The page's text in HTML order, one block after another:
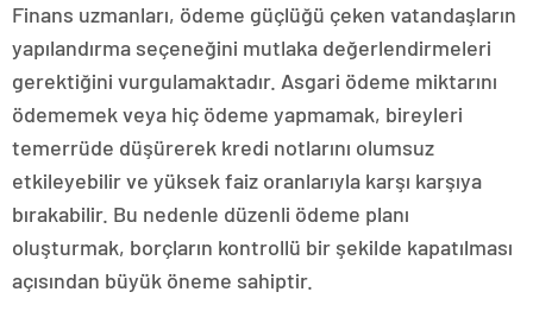
Finans uzmanları, ödeme güçlüğü çeken vatandaşların
yapılandırma seçeneğini mutlaka değerlendirmeleri
gerektiğini vurgulamaktadır. Asgari ödeme miktarını
ödememek veya hiç ödeme yapmamak, bireyleri
temerrüde düşürerek kredi notlarını olumsuz
etkileyebilir ve yüksek faiz oranlarıyla karşı karşıya
bırakabilir. Bu nedenle düzenli ödeme planı
oluşturmak, borçların kontrollü bir şekilde kapatılması
açısından büyük öneme sahiptir.